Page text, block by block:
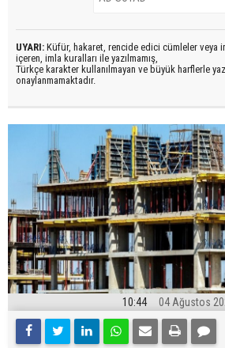
UYARI: Küfür, hakaret, rencide edici cümleler veya
içeren, imla kuralları ile yazılmamış,
Türkçe karakter kullanılmayan ve büyük harflerle
onaylanmamaktadır.
10:44 04 Ağustos